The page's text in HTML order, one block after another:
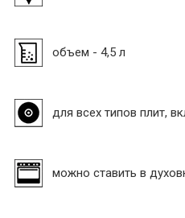
объем - 4,5 л
для всех типов плит,
можно ставить в